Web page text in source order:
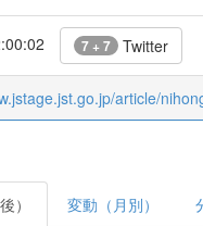
7 + 7 Twitter
article/
） 変動（月別）